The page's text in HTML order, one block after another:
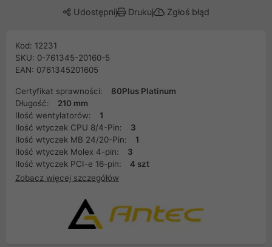
Udostępnij Drukuj Zgłoś błąd
Kod: 12231
SKU: 0-761345-20160-5
EAN: 0761345201605
Certyfikat sprawności:
80Plus Platinum
Długość:
210 mm
Ilość wentylatorów:
1
Ilość wtyczek CPU 8/4-Pin:
3
Ilość wtyczek MB 24/20-Pin:
1
Ilość wtyczek Molex 4-pin:
3
Ilość wtyczek PCI-e 16-pin:
4 szt
Zobacz więcej szczegółów